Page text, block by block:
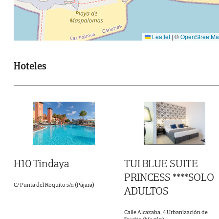
contemporáneo y funcional.
establecimiento ofrece una amplia
de habitaciones para satisfacer
hasta las adaptadas para personas
Leaflet | ©
Hoteles
H10 Tindaya
C/ Punta del Roquito s/n (Pájara)
TUI BLUE SUITE
PRINCESS ****SOLO
ADULTOS
Calle Alcazaba, 4 Urbanización de